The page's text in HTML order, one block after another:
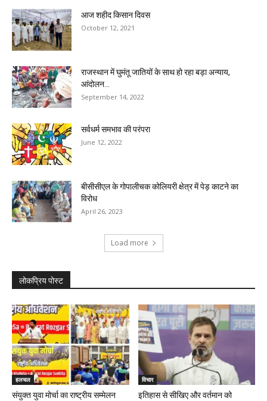
आज शहीद किसान दिवस
October 12, 2021
राजस्थान में घुमंतू जातियों के साथ हो रहा बड़ा अन्याय,
आंदोलन...
September 14, 2022
सर्वधर्म समभाव की परंपरा
June 12, 2022
बीसीसीएल के गोपालीचक कोलियरी क्षेत्र में पेड़ काटने का
विरोध
April 26, 2023
Load more
लोकप्रिय पोस्ट
हलचल
संयुक्त युवा मोर्चा का राष्ट्रीय सम्मेलन
विचार
इतिहास से सीखिए और वर्तमान को